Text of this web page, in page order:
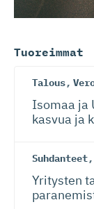
Tuoreimmat
Talous,
Isomaa ja
kasvua ja
Suhdanteet,
Yritysten